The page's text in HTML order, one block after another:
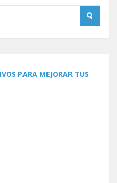
PARA MEJORAR TUS